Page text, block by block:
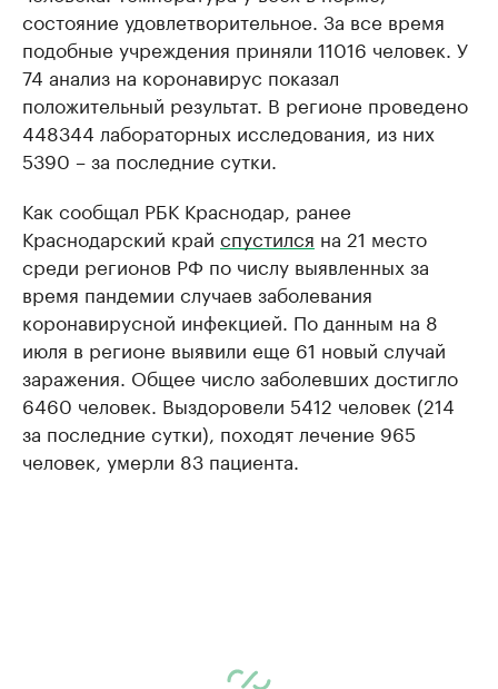
состояние удовлетворительное. За все время
подобные учреждения приняли 11016 человек. У
74 анализ на коронавирус показал
положительный результат. В регионе проведено
448344 лабораторных исследования, из них
5390 – за последние сутки.
Как сообщал РБК Краснодар, ранее
Краснодарский край спустился на 21 место
среди регионов РФ по числу выявленных за
время пандемии случаев заболевания
коронавирусной инфекцией. По данным на 8
июля в регионе выявили еще 61 новый случай
заражения. Общее число заболевших достигло
6460 человек. Выздоровели 5412 человек (214
за последние сутки), походят лечение 965
человек, умерли 83 пациента.